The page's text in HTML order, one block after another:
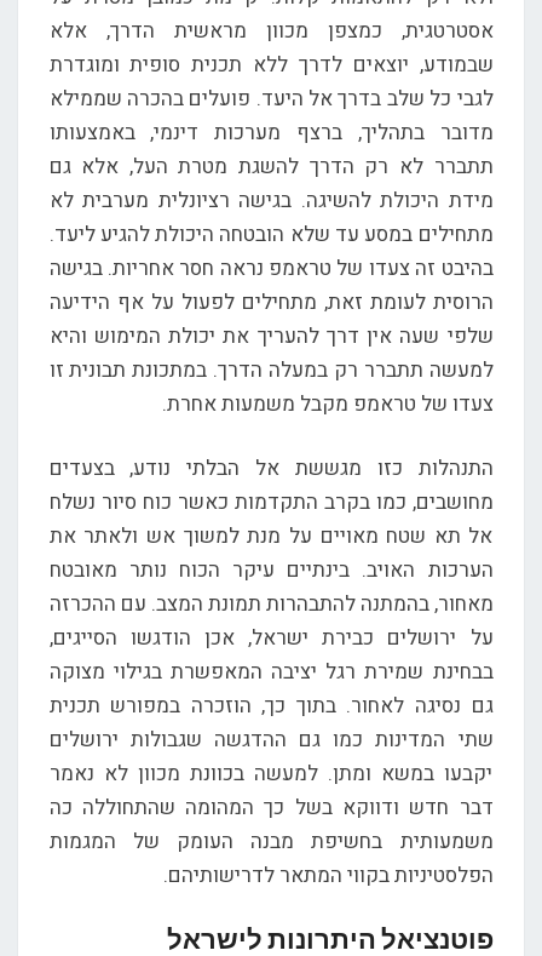
אסטרטגית, כמצפן מכוון מראשית הדרך, אלא
שבמודע, יוצאים לדרך ללא תכנית סופית ומוגדרת
לגבי כל שלב בדרך אל היעד. פועלים בהכרה שממילא
מדובר בתהליך, ברצף מערכות דינמי, באמצעותו
תתברר לא רק הדרך להשגת מטרת העל, אלא גם
מידת היכולת להשיגה. בגישה רציונלית מערבית לא
מתחילים במסע עד שלא הובטחה היכולת להגיע ליעד.
בהיבט זה צעדו של טראמפ נראה חסר אחריות. בגישה
הרוסית לעומת זאת, מתחילים לפעול על אף הידיעה
שלפי שעה אין דרך להעריך את יכולת המימוש והיא
למעשה תתברר רק במעלה הדרך. במתכונת תבונית זו
צעדו של טראמפ מקבל משמעות אחרת.
התנהלות כזו מגששת אל הבלתי נודע, בצעדים
מחושבים, כמו בקרב התקדמות כאשר כוח סיור נשלח
אל תא שטח מאויים על מנת למשוך אש ולאתר את
הערכות האויב. בינתיים עיקר הכוח נותר מאובטח
מאחור, בהמתנה להתבהרות תמונת המצב. עם ההכרזה
על ירושלים כבירת ישראל, אכן הודגשו הסייגים,
בבחינת שמירת רגל יציבה המאפשרת בגילוי מצוקה
גם נסיגה לאחור. בתוך כך, הוזכרה במפורש תכנית
שתי המדינות כמו גם ההדגשה שגבולות ירושלים
יקבעו במשא ומתן. למעשה בכוונת מכוון לא נאמר
דבר חדש ודווקא בשל כך המהומה שהתחוללה כה
משמעותית בחשיפת מבנה העומק של המגמות
הפלסטיניות בקווי המתאר לדרישותיהם.
פוטנציאל היתרונות לישראל